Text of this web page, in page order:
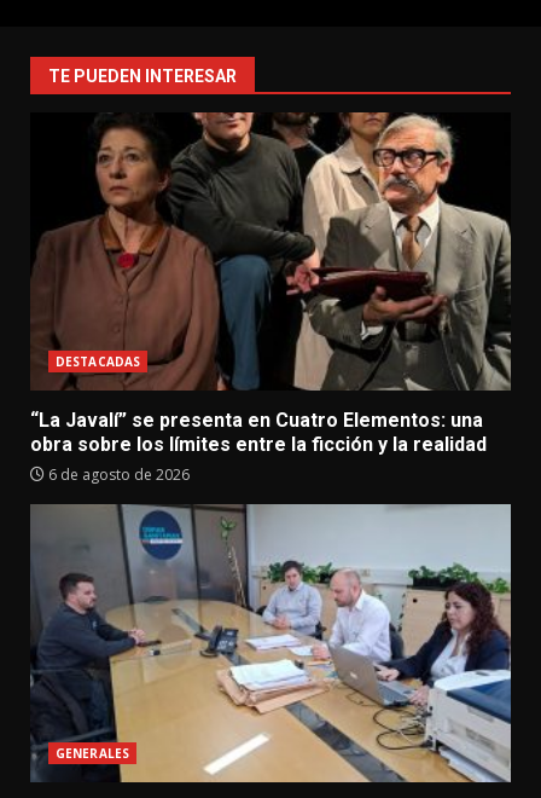
TE PUEDEN INTERESAR
DESTACADAS
“La Javalí” se presenta en Cuatro Elementos: una
obra sobre los límites entre la ficción y la realidad
6 de agosto de 2026
GENERALES